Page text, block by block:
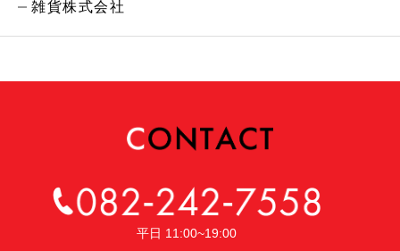
雑貨株式会社
平日 11:00~19:00